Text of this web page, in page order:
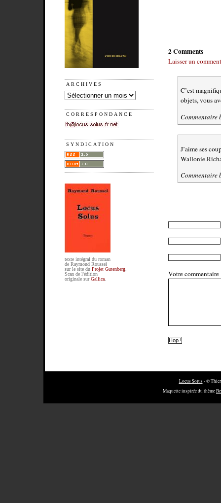
ARCHIVES
CORRESPONDANCE
SYNDICATION
texte intégral du roman
de Raymond Roussel
sur le site du Projet Gutenberg.
Scan de l'édition
originale surGallica.
2 Comments
Laisser un
C’est
objets, vous
Commentaire
J’aime ses
Commentaire
Votre commentaire
Locus Solus- ©
Maquette inspirée du thème